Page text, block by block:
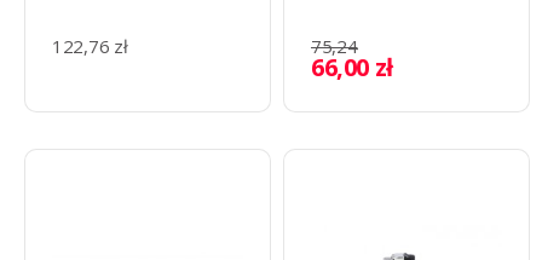
122,76 zł 75,24
66,00 zł